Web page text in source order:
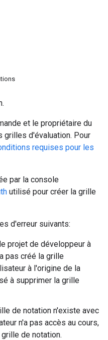
et le propriétaire du
grilles d'évaluation. Pour
requises pour les
par la console
utilisé pour créer la grille
d'erreur suivants:
projet de développeur à
pas créé la grille
à l'origine de la
à supprimer la grille
de notation n'existe avec
n'a pas accès au cours,
de notation.